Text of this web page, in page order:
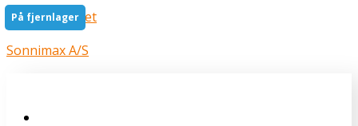
Gå til indholdet
Sonnimax A/S
På fjernlager